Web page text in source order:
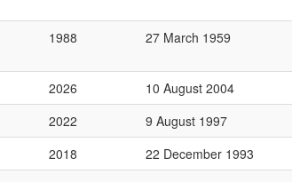
1988 27 March 1959
2026 10 August 2004
2022 9 August 1997
2018 22 December 1993